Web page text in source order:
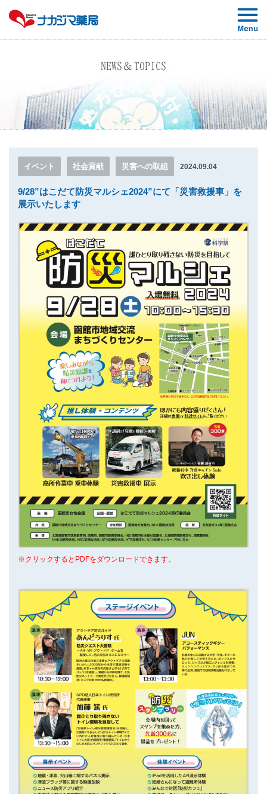
NEWS＆TOPICS
イベント 社会貢献 災害への取組 2024.09.04
9/28”はこだて防災マルシェ2024”にて「災害救援車」を
展示いたします
※クリックするとPDFをダウンロードできます。